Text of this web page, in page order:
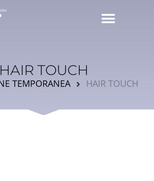
HAIR TOUCH
TEMPORANEA HAIR TOUCH